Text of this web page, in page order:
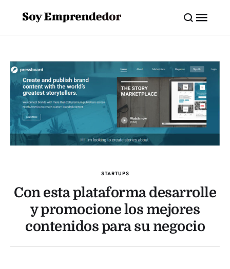
STARTUPS
Con esta plataforma desarrolle
y promocione los mejores
contenidos para su negocio